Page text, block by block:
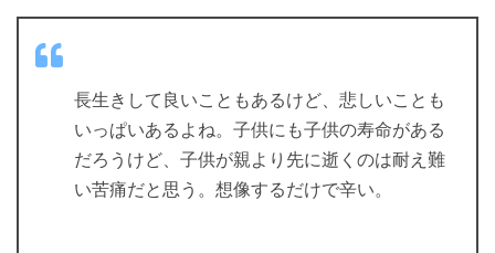
長生きして良いこともあるけど、悲しいことも
いっぱいあるよね。子供にも子供の寿命がある
だろうけど、子供が親より先に逝くのは耐え難
い苦痛だと思う。想像するだけで辛い。